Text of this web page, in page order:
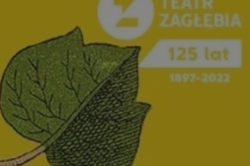
dotyczących
z witryny. Rejestruje
i ustawień
w kolejnych
nie musi ponownie
co zwiększa wygodę i
danych.
przez usługę Cookie-
preferencji dotyczących
Jest to konieczne,
działał poprawnie.
ludzi i botów. Jest
ponieważ
raportów na temat
ludzi i botów. Jest